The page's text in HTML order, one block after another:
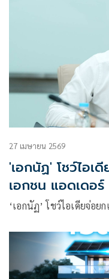
27 เมษายน 2569
'เอกนัฏ' โชว์ไอ
เอกชน แอดเดอ
เจรจาปรับลดค่าไ
‘เอกนัฏ’ โชว์ไอเดียจ่อ